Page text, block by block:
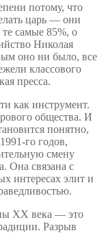
потому, что
царь — они
самые 85%, о
Николая
оно ни было, все
классового
пресса.
как инструмент.
общества. И
понятно,
го годов,
смену
Она связана с
интересах элит и
ХХ века — это
Разрыв